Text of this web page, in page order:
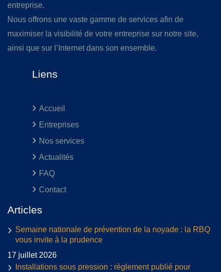
entreprise.
Nous offrons une vaste gamme de services afin de
maximiser la visibilité de votre entreprise sur notre site,
ainsi que sur l’Internet dans son ensemble.
Liens
Accueil
Entreprises
Nos services
Actualités
FAQ
Contact
Articles
Semaine nationale de prévention de la noyade : la RBQ
vous invite à la prudence
17 juillet 2026
Installations sous pression : règlement publié pour